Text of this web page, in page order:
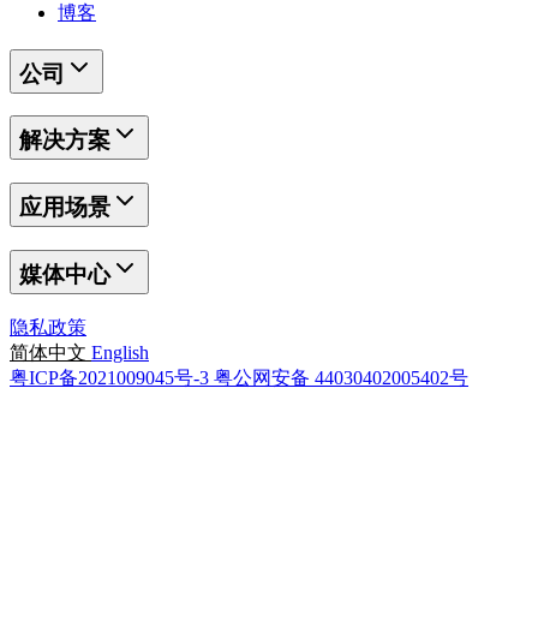
博客
公司
解决方案
应用场景
媒体中心
隐私政策
简体中文 English
粤ICP备2021009045号-3 粤公网安备 44030402005402号